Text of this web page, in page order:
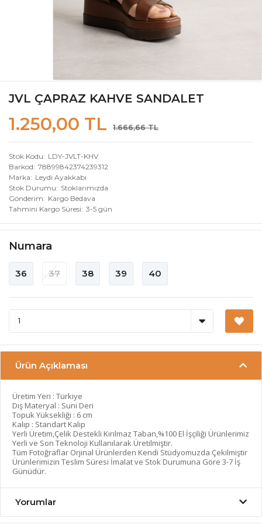
JVL ÇAPRAZ KAHVE SANDALET
1.250,00 TL 1.666,66 TL
Stok Kodu
LDY-JVLT-KHV
Barkod 78899842374239312
Marka
Leydi Ayakkabı
Stok Durumu
Stoklarımızda
Gönderim
Kargo Bedava
Tahmini Kargo Süresi 3-5 gün
Numara
36 37 38 39 40
Ürün Açıklaması
Üretim Yeri : Türkiye
Dış Materyal : Suni Deri
Topuk Yüksekliği : 6 cm
Kalıp : Standart Kalıp
Yerli Üretim,Çelik Destekli Kırılmaz Taban,%100 El İşçiliği Ürünlerimiz
Yerli ve Son Teknoloji Kullanılarak Üretilmiştir.
Tüm Fotoğraflar Orjinal Ürünlerden Kendi Stüdyomuzda Çekilmiştir
Ürünlerimizin Teslim Süresi İmalat ve Stok Durumuna Göre 3-7 İş
Günüdür.
Yorumlar